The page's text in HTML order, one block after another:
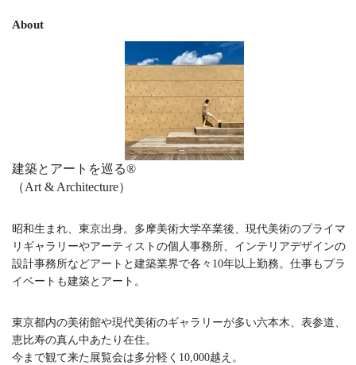
About
建築とアートを巡る®︎
（Art & Architecture）
昭和生まれ、東京出身。多摩美術大学卒業後、現代美術のプライマ
リギャラリーやアーティストの個人事務所、インテリアデザインの
設計事務所などアートと建築業界で各々10年以上勤務。仕事もプラ
イベートも建築とアート。
東京都内の美術館や現代美術のギャラリーが多い六本木、表参道、
恵比寿の真ん中あたり在住。
今まで観て来た展覧会は多分軽く10,000越え。